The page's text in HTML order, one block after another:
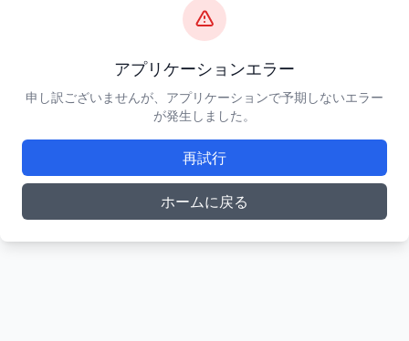
アプリケーションエラー
申し訳ございませんが、アプリケーションで予期しないエラー
が発生しました。
再試行
ホームに戻る